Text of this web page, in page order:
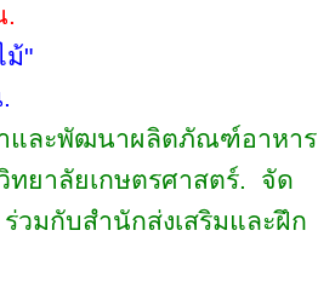
.
ม้"
และพัฒนาผลิตภัณฑ์อาหาร
าลัยเกษตรศาสตร์.
จัด
ร่วมกับสำนักส่งเสริมและฝึก